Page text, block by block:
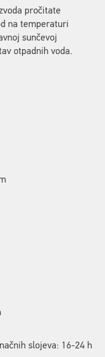
pročitate
na temperaturi
sunčevoj
otpadnih voda.
slojeva: 16-24 h